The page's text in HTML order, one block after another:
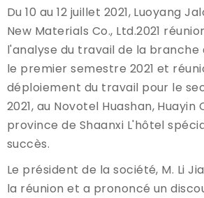
Du 10 au 12 juillet 2021, Luoyang
New Materials Co., Ltd.2021
l'analyse du travail de la branche
le premier semestre 2021 et
déploiement du travail pour le
2021, au Novotel Huashan, Huayin
province de Shaanxi L'hôtel
succès.
Le président de la société, M. Li
la réunion et a prononcé un